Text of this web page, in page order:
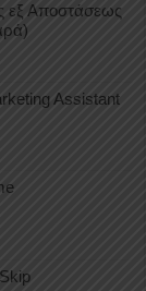
εξ Αποστάσεως
Assistant